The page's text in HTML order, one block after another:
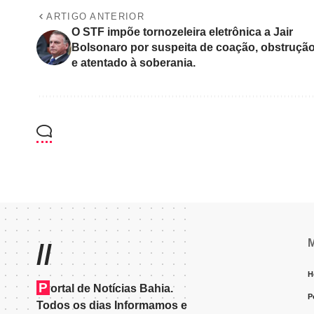
ARTIGO ANTERIOR
O STF impõe tornozeleira eletrônica a Jair
Bolsonaro por suspeita de coação,
e atentado à soberania.
//
P ortal de Notícias Bahia.
Todos os dias Informamos e